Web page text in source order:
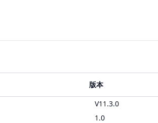
版本
V11.3.0
1.0